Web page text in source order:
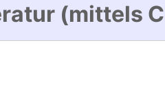
(mittels